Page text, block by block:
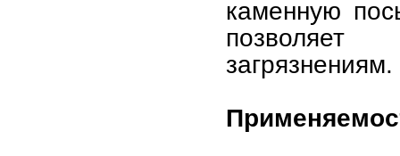
каменную
позволяет
загрязнениям.